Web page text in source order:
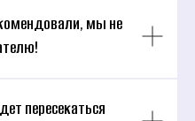
мы не
пересекаться